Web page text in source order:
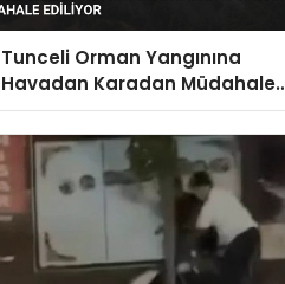
Tunceli Orman Yangınına
Havadan Karadan Müdahale
Ediliyor